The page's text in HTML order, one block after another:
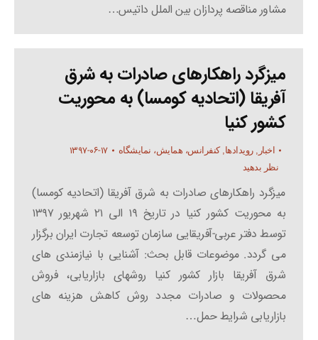
مشاور مناقصه پردازان بین الملل داتیس…
میزگرد راهکارهای صادرات به شرق
آفریقا (اتحادیه کومسا) به محوریت
کشور کنیا
اخبار ,رویدادها,کنفرانس، همایش، نمایشگاه ۱۳۹۷-۰۶-۱۷
نظر بدهید
میزگرد راهکارهای صادرات به شرق آفریقا (اتحادیه کومسا)
به محوریت کشور کنیا در تاریخ ۱۹ الی ۲۱ شهریور ۱۳۹۷
توسط دفتر عربی-آفریقایی سازمان توسعه تجارت ایران برگزار
می گردد. موضوعات قابل بحث: آشنایی با نیازمندی های
شرق آفریقا بازار کشور کنیا روشهای بازاریابی، فروش
محصولات و صادرات مجدد روش کاهش هزینه های
بازاریابی شرایط حمل…